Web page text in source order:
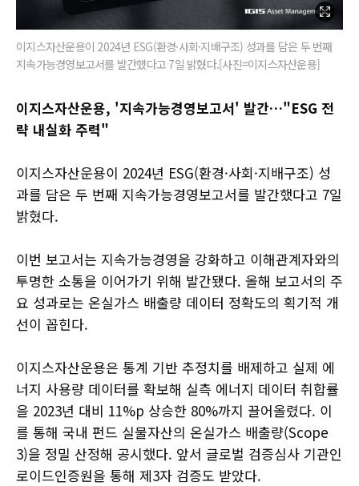
이지스자산운용이 2024년 ESG(환경·사회·지배구조) 성과를 담은 두 번째
지속가능경영보고서를 발간했다고 7일 밝혔다.[사진=이지스자산운용]
이지스자산운용, '지속가능경영보고서' 발간…"ESG 전
략 내실화 주력"
이지스자산운용이 2024년 ESG(환경·사회·지배구조) 성
과를 담은 두 번째 지속가능경영보고서를 발간했다고 7일
밝혔다.
이번 보고서는 지속가능경영을 강화하고 이해관계자와의
투명한 소통을 이어가기 위해 발간됐다. 올해 보고서의 주
요 성과로는 온실가스 배출량 데이터 정확도의 획기적 개
선이 꼽힌다.
이지스자산운용은 통계 기반 추정치를 배제하고 실제 에
너지 사용량 데이터를 확보해 실측 에너지 데이터 취합률
을 2023년 대비 11%p 상승한 80%까지 끌어올렸다. 이
를 통해 국내 펀드 실물자산의 온실가스 배출량(Scope
3)을 정밀 산정해 공시했다. 앞서 글로벌 검증심사 기관인
로이드인증원을 통해 제3자 검증도 받았다.